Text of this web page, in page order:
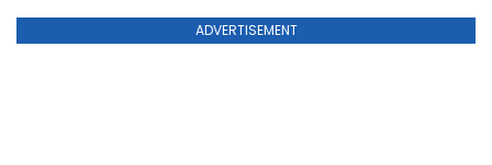
ADVERTISEMENT